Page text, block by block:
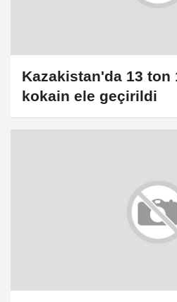
Kazakistan'da 13 ton
kokain ele geçirildi